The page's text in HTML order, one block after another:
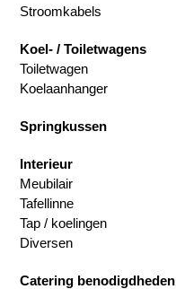
Stroomkabels
Koel- / Toiletwagens
Toiletwagen
Koelaanhanger
Springkussen
Interieur
Meubilair
Tafellinne
Tap / koelingen
Diversen
Catering benodigdheden